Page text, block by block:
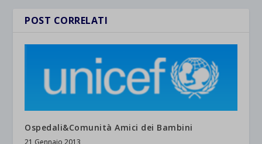
POST CORRELATI
Ospedali&Comunità Amici dei Bambini